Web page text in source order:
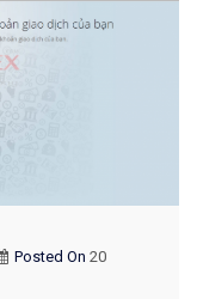
Posted On 20